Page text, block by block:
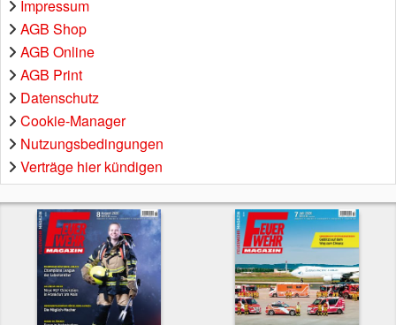
Impressum
AGB Shop
AGB Online
AGB Print
Datenschutz
Cookie-Manager
Nutzungsbedingungen
Verträge hier kündigen